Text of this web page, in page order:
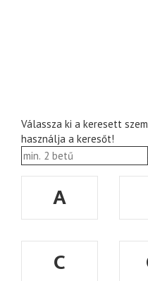
Válassza ki a keresett
használja a keresőt!
A
C